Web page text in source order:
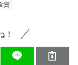
貨
！